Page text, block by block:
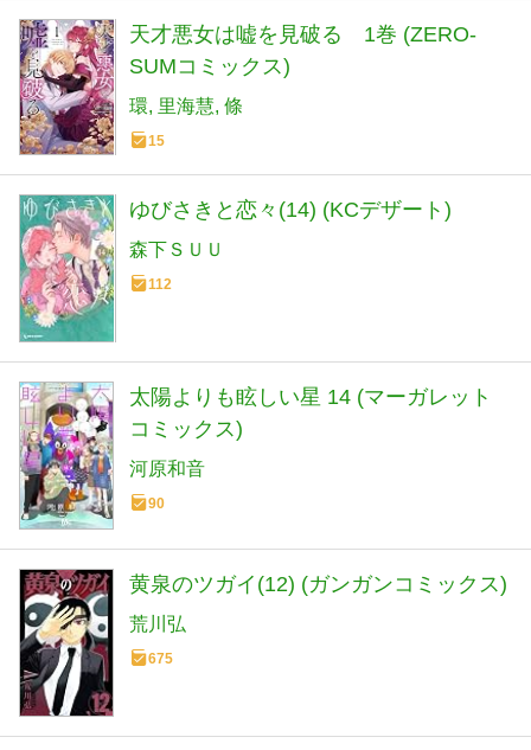
天才悪女は嘘を見破る 1巻 (ZERO-
SUMコミックス)
環 里海慧 條
15
ゆびさきと恋々(14) (KCデザート)
森下ＳＵＵ
112
太陽よりも眩しい星 14 (マーガレット
コミックス)
河原和音
90
黄泉のツガイ(12) (ガンガンコミックス)
荒川弘
675